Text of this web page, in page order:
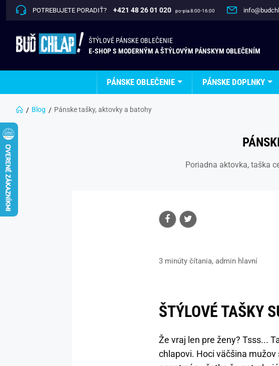
POTREBUJETE PORADIŤ? +421 48 26 01 020 po-pia 8:00-16:00
ŠTÝLOVÉ PÁNSKE OBLEČENIE
E-SHOP S MODERNÝM A ŠTÝLOVÝM PÁNSKYM OBLEČENÍM
PÁNSKE OBLEČENIE PÁNSKE DOPLNKY
Blog Pánske tašky, aktovky a batohy
Poriadna aktovka, taška
3 minúty čítania, admin hlavní
ŠTÝLOVÉ TAŠKY
Že vraj len pre ženy? Tsss...
chlapovi. Hoci väčšina